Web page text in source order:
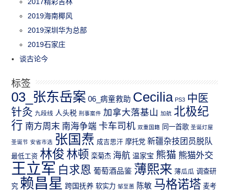
2019海南椰风
2019深圳华为总部
2019石家庄
谈古论今
标签
03_张东岳案 06_病童救助 Cecilia PS3 中医
针灸 九段线 人头税 刑事案件 加拿大落基山 加航 北极纪
行 南方周末 南海争端 卡车司机 双重国籍 同一首歌 圣诞灯屋
圣诞节 安省市选 张国焘 成吉思汗 摩托党 新疆杂技团员脱队
最低工资 林俊 林顿 栾菊杰 海航 温家宝 熊猫 熊猫外交
王立军 白求恩 葡萄酒品鉴 薄熙来 薄瓜瓜 调查研
究 赖昌星 跨国抚养 软实力 邹至蕙 陈敏 马格诺塔 麦考